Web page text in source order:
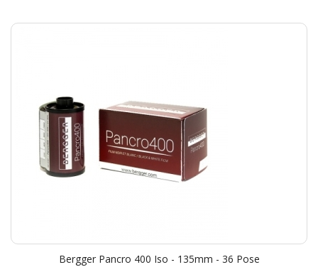
Bergger Pancro 400 Iso - 135mm - 36 Pose